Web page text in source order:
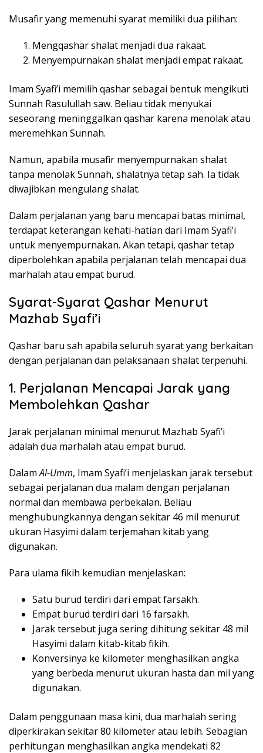
Musafir yang memenuhi syarat memiliki dua pilihan:
Mengqashar shalat menjadi dua rakaat.
Menyempurnakan shalat menjadi empat rakaat.
Imam Syafi’i memilih qashar sebagai bentuk mengikuti
Sunnah Rasulullah saw. Beliau tidak menyukai
seseorang meninggalkan qashar karena menolak atau
meremehkan Sunnah.
Namun, apabila musafir menyempurnakan shalat
tanpa menolak Sunnah, shalatnya tetap sah. Ia tidak
diwajibkan mengulang shalat.
Dalam perjalanan yang baru mencapai batas minimal,
terdapat keterangan kehati-hatian dari Imam Syafi’i
untuk menyempurnakan. Akan tetapi, qashar tetap
diperbolehkan apabila perjalanan telah mencapai dua
marhalah atau empat burud.
Syarat-Syarat Qashar Menurut
Mazhab Syafi’i
Qashar baru sah apabila seluruh syarat yang berkaitan
dengan perjalanan dan pelaksanaan shalat terpenuhi.
1. Perjalanan Mencapai Jarak yang
Membolehkan Qashar
Jarak perjalanan minimal menurut Mazhab Syafi’i
adalah dua marhalah atau empat burud.
DalamAl-Umm, Imam Syafi’i menjelaskan jarak tersebut
sebagai perjalanan dua malam dengan perjalanan
normal dan membawa perbekalan. Beliau
menghubungkannya dengan sekitar 46 mil menurut
ukuran Hasyimi dalam terjemahan kitab yang
digunakan.
Para ulama fikih kemudian menjelaskan:
Satu burud terdiri dari empat farsakh.
Empat burud terdiri dari 16 farsakh.
Jarak tersebut juga sering dihitung sekitar 48 mil
Hasyimi dalam kitab-kitab fikih.
Konversinya ke kilometer menghasilkan angka
yang berbeda menurut ukuran hasta dan mil yang
digunakan.
Dalam penggunaan masa kini, dua marhalah sering
diperkirakan sekitar 80 kilometer atau lebih. Sebagian
perhitungan menghasilkan angka mendekati 82